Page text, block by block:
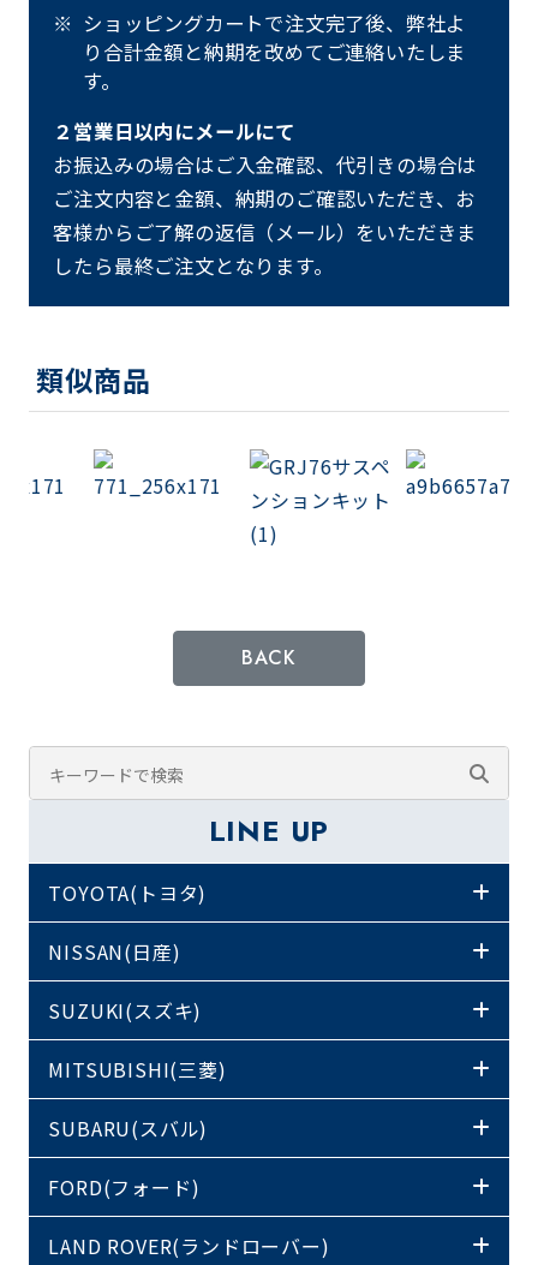
ショッピングカートで注文完了後、弊社よ
り合計金額と納期を改めてご連絡いたしま
す。
２営業日以内にメールにて
お振込みの場合はご入金確認、代引きの場合は
ご注文内容と金額、納期のご確認いただき、お
客様からご了解の返信（メール）をいただきま
したら最終ご注文となります。
類似商品
BACK
LINE UP
TOYOTA(トヨタ)
NISSAN(日産)
SUZUKI(スズキ)
MITSUBISHI(三菱)
SUBARU(スバル)
FORD(フォード)
LAND ROVER(ランドローバー)